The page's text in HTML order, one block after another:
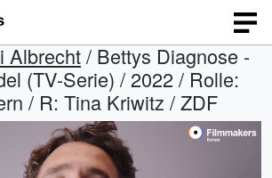
Albrecht/ Bettys Diagnose -
(TV-Serie) / 2022 / Rolle:
/ R: Tina Kriwitz / ZDF